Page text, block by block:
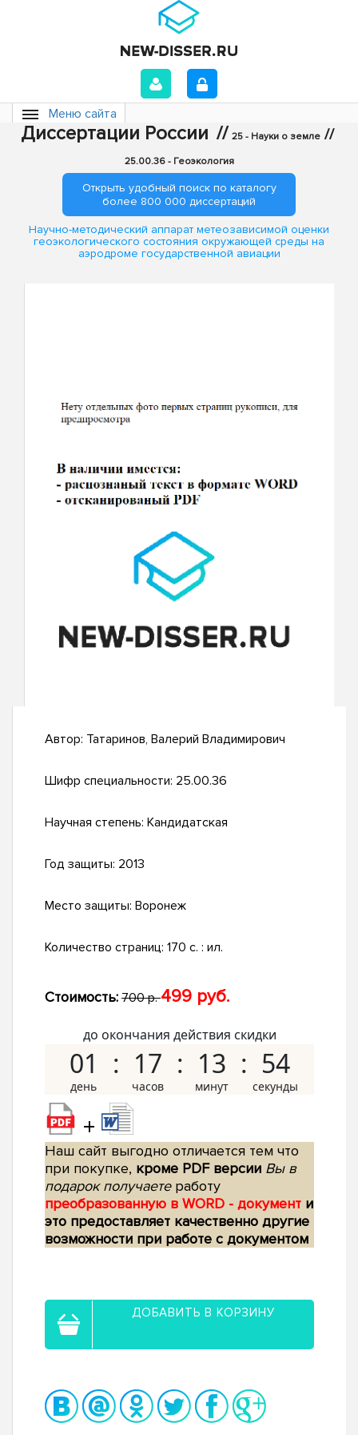
Меню сайта
Диссертации России // 25 - Науки о земле //
25.00.36 - Геоэкология
Открыть удобный поиск по каталогу
более 800 000 диссертаций
Научно-методический аппарат метеозависимой оценки
геоэкологического состояния окружающей среды на
аэродроме государственной авиации
Автор: Татаринов, Валерий Владимирович
Шифр специальности: 25.00.36
Научная степень: Кандидатская
Год защиты: 2013
Место защиты: Воронеж
Количество страниц: 170 с. : ил.
Стоимость: 700 р.499 руб.
до окончания действия скидки
01 17 13 53
+
Наш сайт выгодно отличается тем что
при покупке, кроме PDF версии Вы в
подарок получаетеработу
преобразованную в WORD - документ и
это предоставляет качественно другие
возможности при работе с документом
ДОБАВИТЬ В КОРЗИНУ